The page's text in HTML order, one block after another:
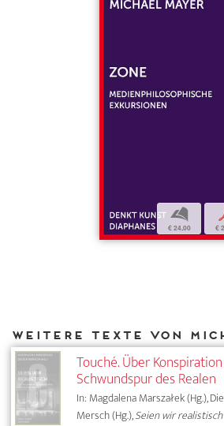
b
€ 24,00 €
Touché. Über
Schwundspur des Realen
In: Magdalena Marszałek (Hg.),
Mersch (Hg.),Seien wir realistisch